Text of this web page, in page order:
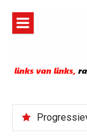
inhoud